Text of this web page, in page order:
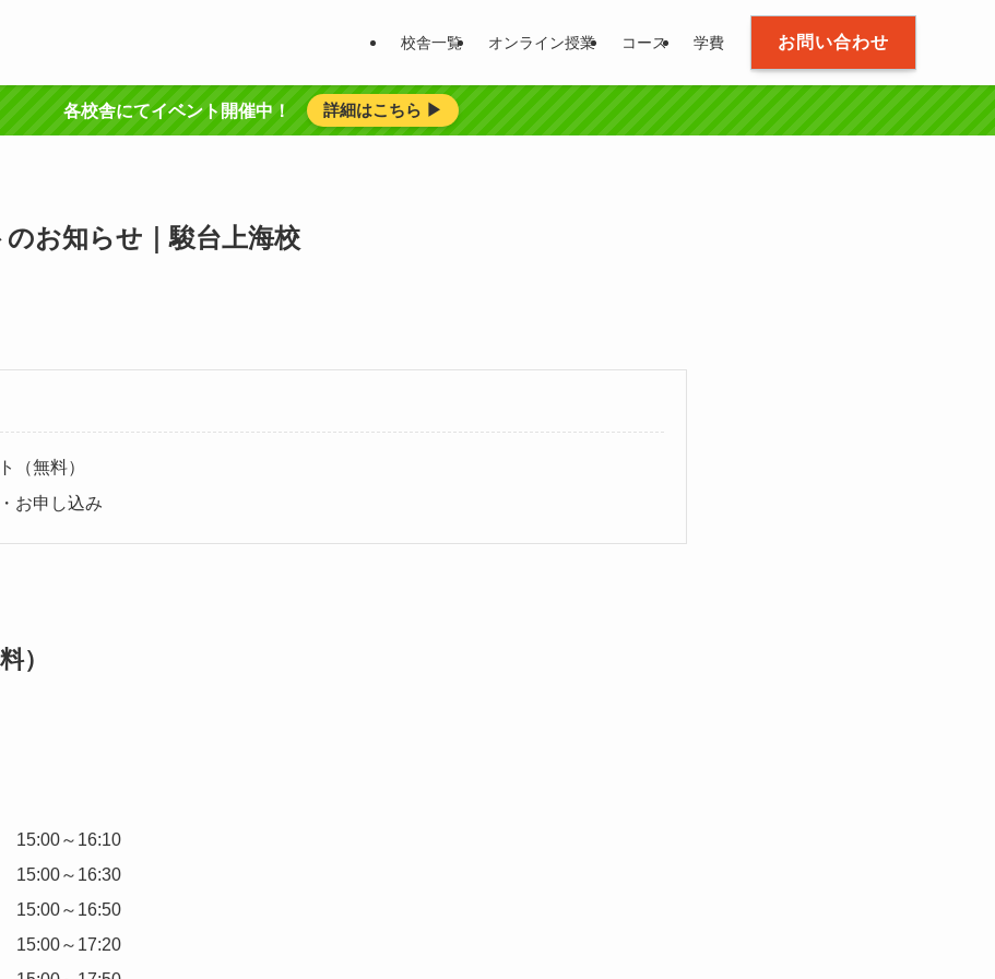
校舎一覧 オンライン授業 コース 学費 お問い合わせ
各校舎にてイベント開催中！ 詳細はこちら ▶︎
お知らせ｜駿台上海校
（無料）
お申し込み
）
15:00～16:10
15:00～16:30
15:00～16:50
15:00～17:20